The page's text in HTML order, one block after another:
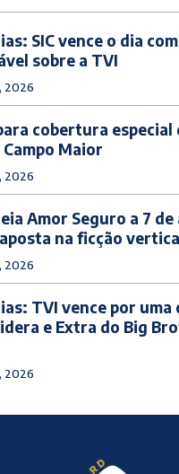
SIC vence o dia
sobre a TVI
2026
cobertura especial
Maior
2026
Amor Seguro a 7
na ficção
2026
TVI vence por uma
e Extra do Big
2026